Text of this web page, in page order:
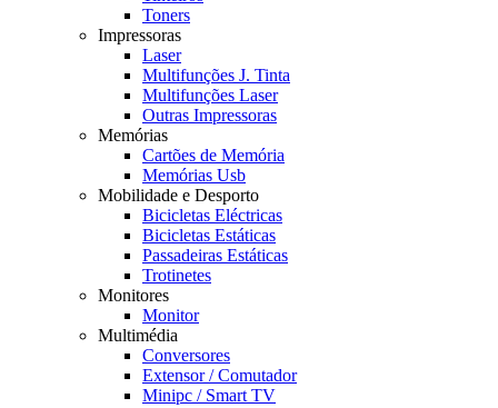
Toners
Impressoras
Laser
Multifunções J. Tinta
Multifunções Laser
Outras Impressoras
Memórias
Cartões de Memória
Memórias Usb
Mobilidade e Desporto
Bicicletas Eléctricas
Bicicletas Estáticas
Passadeiras Estáticas
Trotinetes
Monitores
Monitor
Multimédia
Conversores
Extensor / Comutador
Minipc / Smart TV